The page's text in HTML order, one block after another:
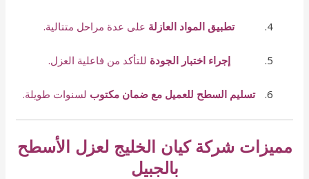
تطبيق المواد العازلة على عدة مراحل متتالية.
إجراء اختبار الجودة للتأكد من فاعلية العزل.
تسليم السطح للعميل مع ضمان مكتوب لسنوات طويلة.
مميزات شركة كيان الخليج لعزل الأسطح
بالجبيل